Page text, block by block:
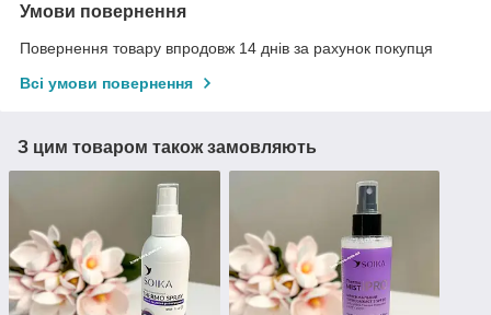
Умови повернення
Повернення товару впродовж 14 днів за рахунок покупця
Всі умови повернення
З цим товаром також замовляють